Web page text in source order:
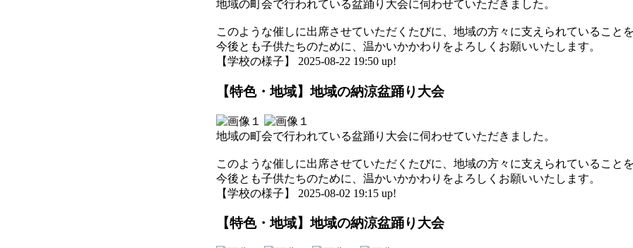
地域の町会で行われている盆踊り大会に伺わせていただきました。
このような催しに出席させていただくたびに、地域の方々に支えられていること
今後とも子供たちのために、温かいかかわりをよろしくお願いいたします。
【学校の様子】 2025-08-22 19:50 up!
【特色・地域】地域の納涼盆踊り大会
地域の町会で行われている盆踊り大会に伺わせていただきました。
このような催しに出席させていただくたびに、地域の方々に支えられていること
今後とも子供たちのために、温かいかかわりをよろしくお願いいたします。
【学校の様子】 2025-08-02 19:15 up!
【特色・地域】地域の納涼盆踊り大会